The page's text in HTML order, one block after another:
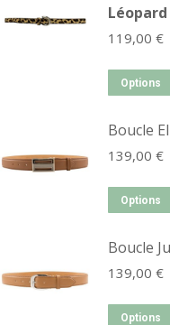
Léopard
119,00 €
Options
Boucle
139,00 €
Options
Boucle
139,00 €
Options